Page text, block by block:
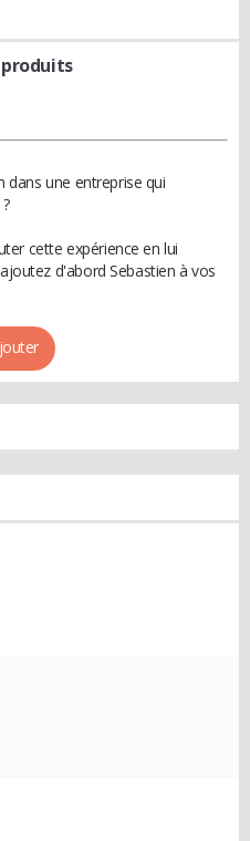
dans une entreprise qui
cette expérience en lui
d'abord Sebastien à vos